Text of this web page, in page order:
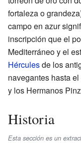
fortaleza o
campo en azur
inscripción que el
Mediterráneo y el
Hérculesde los
navegantes hasta
y los Hermanos
Historia
Esta sección es un